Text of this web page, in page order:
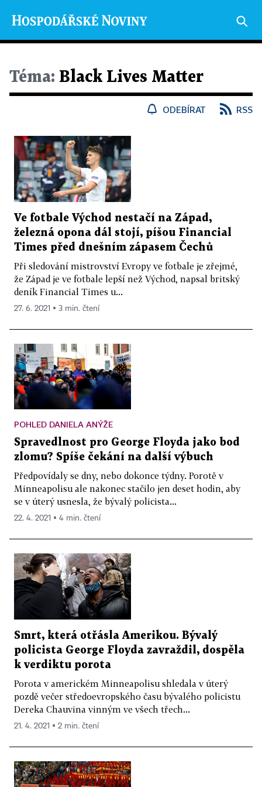
Téma: Black Lives Matter
ODEBÍRAT RSS
Ve fotbale Východ nestačí na Západ,
železná opona dál stojí, píšou Financial
Times před dnešním zápasem Čechů
Při sledování mistrovství Evropy ve fotbale je zřejmé,
že Západ je ve fotbale lepší než Východ, napsal britský
deník Financial Times u...
27. 6. 2021 ▪ 3 min. čtení
POHLED DANIELA ANÝŽE
Spravedlnost pro George Floyda jako bod
zlomu? Spíše čekání na další výbuch
Předpovídaly se dny, nebo dokonce týdny. Porotě v
Minneapolisu ale nakonec stačilo jen deset hodin, aby
se v úterý usnesla, že bývalý policista...
22. 4. 2021 ▪ 4 min. čtení
Smrt, která otřásla Amerikou. Bývalý
policista George Floyda zavraždil, dospěla
k verdiktu porota
Porota v americkém Minneapolisu shledala v úterý
pozdě večer středoevropského času bývalého policistu
Dereka Chauvina vinným ve všech třech...
21. 4. 2021 ▪ 2 min. čtení